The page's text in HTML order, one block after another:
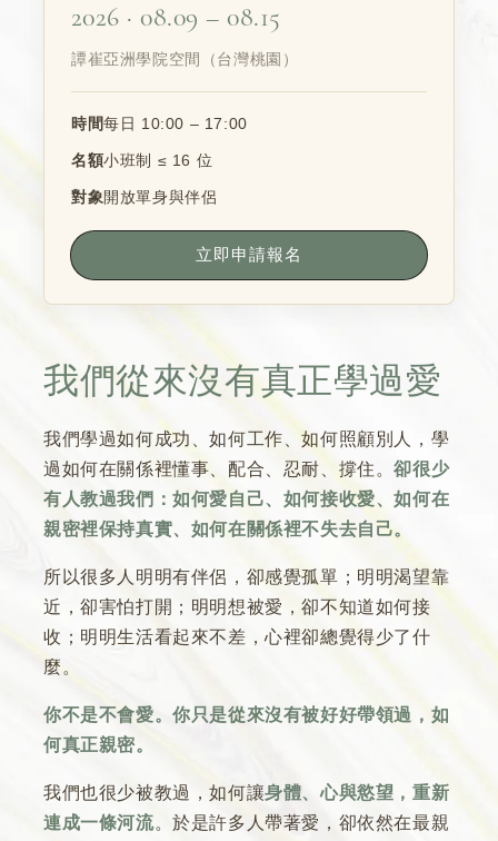
2026 · 08.09 – 08.15
譚崔亞洲學院空間（台灣桃園）
時間每日 10:00 – 17:00
名額小班制 ≤ 16 位
對象開放單身與伴侶
立即申請報名
我們從來沒有真正學過愛
我們學過如何成功、如何工作、如何照顧別人，學
過如何在關係裡懂事、配合、忍耐、撐住。卻很少
有人教過我們：如何愛自己、如何接收愛、如何在
親密裡保持真實、如何在關係裡不失去自己。
所以很多人明明有伴侶，卻感覺孤單；明明渴望靠
近，卻害怕打開；明明想被愛，卻不知道如何接
收；明明生活看起來不差，心裡卻總覺得少了什
麼。
你不是不會愛。你只是從來沒有被好好帶領過，如
何真正親密。
我們也很少被教過，如何讓身體、心與慾望，重新
連成一條河流。於是許多人帶著愛，卻依然在最親